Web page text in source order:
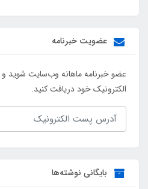
عضویت خبرنامه
عضو خبرنامه ماهانه وب‌سایت شوید و
الکترونیک خود دریافت کنید.
بایگانی نوشته‌ها